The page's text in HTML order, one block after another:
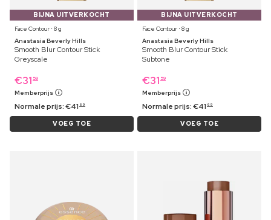
BIJNA UITVERKOCHT
Face Contour ⋅ 8 g
Anastasia Beverly Hills
Smooth Blur Contour Stick
Greyscale
€31 59
Memberprijs
Normale prijs:€41 69
VOEG TOE
BIJNA UITVERKOCHT
Face Contour ⋅ 8 g
Anastasia Beverly Hills
Smooth Blur Contour Stick
Subtone
€31 59
Memberprijs
Normale prijs:€41 69
VOEG TOE